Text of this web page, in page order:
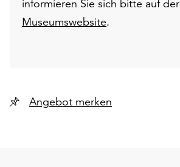
informieren Sie sich bitte auf der
Museumswebsite.
Angebot merken